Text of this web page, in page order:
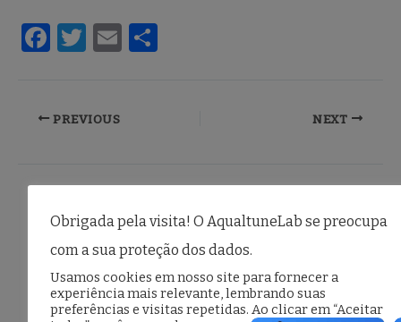
F
e
o
o
k
T
te
E
PREVIOUS NEXT
Posts relacionados
Obrigada pela visita! O AqualtuneLab se preocupa
com a sua proteção dos dados.
Usamos cookies em nosso site para fornecer a
experiência mais relevante, lembrando suas
preferências e visitas repetidas. Ao clicar em “Aceitar